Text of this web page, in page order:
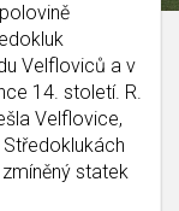
Velfloviců a v
14. století. R.
Velflovice,
statek